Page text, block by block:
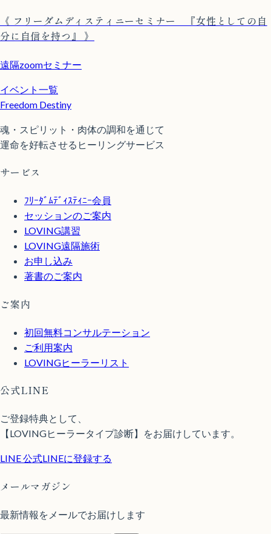
《 フリーダムディスティニーセミナー 『女性としての自
分に自信を持つ』 》
遠隔zoomセミナー
イベント一覧
Freedom Destiny
魂・スピリット・肉体の調和を通じて
運命を好転させるヒーリングサービス
サービス
ﾌﾘｰﾀﾞﾑﾃﾞｨｽﾃｨﾆｰ会員
セッションのご案内
LOVING講習
LOVING遠隔施術
お申し込み
著書のご案内
ご案内
初回無料コンサルテーション
ご利用案内
LOVINGヒーラーリスト
公式LINE
ご登録特典として、
【LOVINGヒーラータイプ診断】をお届けしています。
LINE公式LINEに登録する
メールマガジン
最新情報をメールでお届けします